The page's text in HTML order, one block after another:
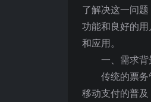
了解决这一问
功能和良好的
和应用。
一、需求背
传统的票
移动支付的普